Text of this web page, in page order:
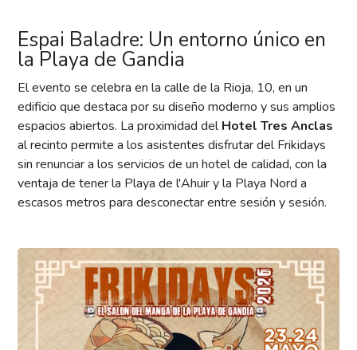
Espai Baladre: Un entorno único en
la Playa de Gandia
El evento se celebra en la calle de la Rioja, 10, en un
edificio que destaca por su diseño moderno y sus amplios
espacios abiertos. La proximidad delHotel Tres Anclas
al recinto permite a los asistentes disfrutar del Frikidays
sin renunciar a los servicios de un hotel de calidad, con la
ventaja de tener la Playa de l'Ahuir y la Playa Nord a
escasos metros para desconectar entre sesión y sesión.